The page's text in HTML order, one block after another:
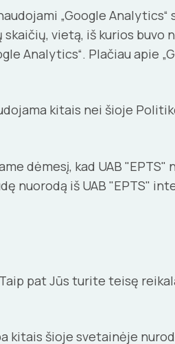
„Google Analytics“
vietą, iš kurios buvo
Analytics“. Plačiau apie
kitais nei šioje
dėmesį, kad UAB "EPTS"
nuorodą iš UAB "EPTS"
pat Jūs turite teisę
kitais šioje svetainėje